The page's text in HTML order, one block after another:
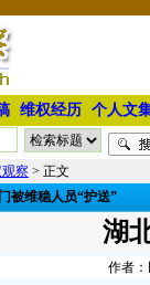
维权经历 个人文
观察 > 正文
被维稳人员“护送”
湖
作者：